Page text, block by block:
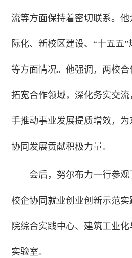
流等方面保持着密切联系。
际化、新校区建设、“十五五
等方面情况。他强调，两校
拓宽合作领域，深化务实交
手推动事业发展提质增效，
协同发展贡献积极力量。
会后，努尔布力一行参
校企协同就业创业创新示范
院综合实践中心、建筑工业
实验室。